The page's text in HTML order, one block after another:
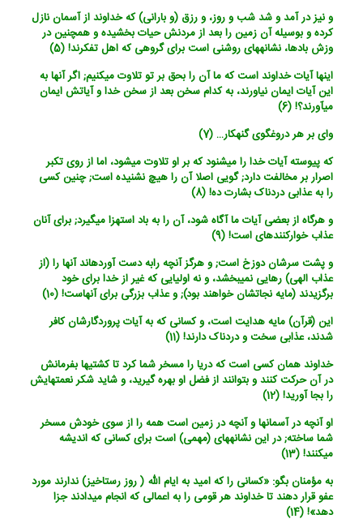
و نیز در آمد و شد شب و روز، و رزق (و بارانی) که خداوند از آسمان نازل
کرده و بوسیله آن زمین را بعد از مردنش حیات بخشیده و همچنین در
وزش بادها، نشانه‏های روشنی است برای گروهی که اهل تفکرند! (5)
اینها آیات خداوند است که ما آن را بحق بر تو تلاوت می‏کنیم; اگر آنها به
این آیات ایمان نیاورند، به کدام سخن بعد از سخن خدا و آیاتش ایمان
می‏آورند؟! (6)
وای بر هر دروغگوی گنهکار… (7)
که پیوسته آیات خدا را می‏شنود که بر او تلاوت می‏شود، اما از روی تکبر
اصرار بر مخالفت دارد; گویی اصلا آن را هیچ نشنیده است; چنین کسی
را به عذابی دردناک بشارت ده! (8)
و هرگاه از بعضی آیات ما آگاه شود، آن را به باد استهزا می‏گیرد; برای آنان
عذاب خوارکننده‏ای است! (9)
و پشت سرشان دوزخ است; و هرگز آنچه رابه دست آورده‏اند آنها را (از
عذاب الهی) رهایی نمی‏بخشد، و نه اولیایی که غیر از خدا برای خود
برگزیدند (مایه نجاتشان خواهند بود); و عذاب بزرگی برای آنهاست! (10)
این (قرآن) مایه هدایت است، و کسانی که به آیات پروردگارشان کافر
شدند، عذابی سخت و دردناک دارند! (11)
خداوند همان کسی است که دریا را مسخر شما کرد تا کشتیها بفرمانش
در آن حرکت کنند و بتوانند از فضل او بهره گیرید، و شاید شکر نعمتهایش
را بجا آورید! (12)
او آنچه در آسمانها و آنچه در زمین است همه را از سوی خودش مسخر
شما ساخته; در این نشانه‏های (مهمی) است برای کسانی که اندیشه
می‏کنند! (13)
به مؤمنان بگو: «کسانی را که امید به ایام الله ( روز رستاخیز) ندارند مورد
عفو قرار دهند تا خداوند هر قومی را به اعمالی که انجام می‏دادند جزا
دهد»! (14)